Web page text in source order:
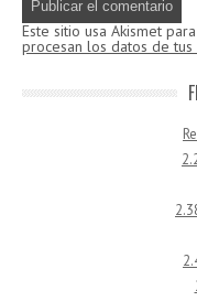
Este sitio usa Akismet
procesan los datos de tus